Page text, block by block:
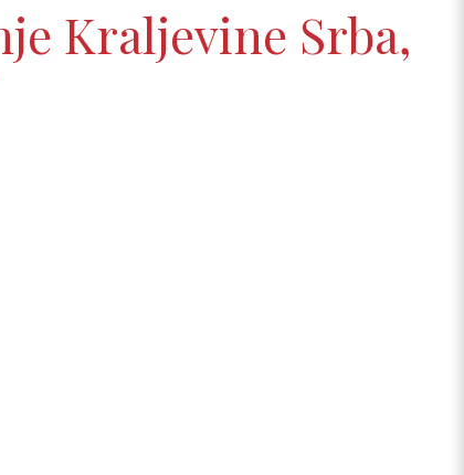
Kraljevine Srba,